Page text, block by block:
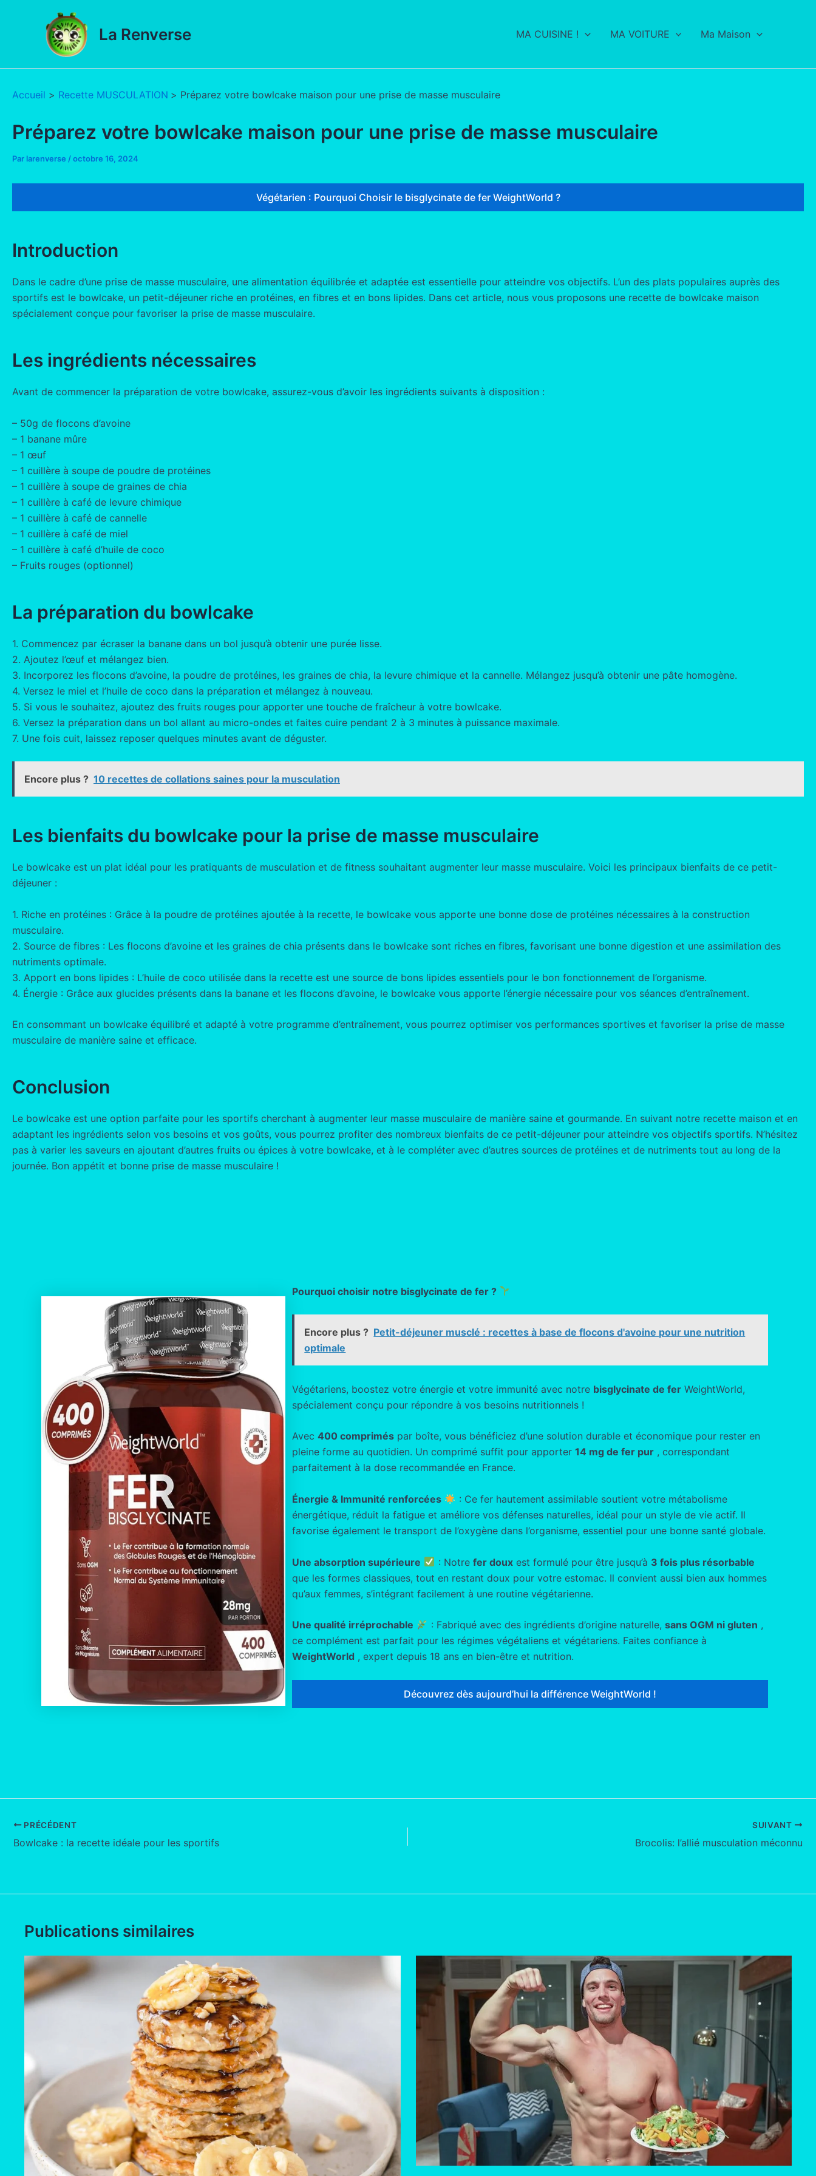
La Renverse MA CUISINE ! MA VOITURE Ma Maison
Accueil Recette MUSCULATION Préparez votre bowlcake maison pour une prise de masse musculaire
Préparez votre bowlcake maison pour une prise de masse musculaire
Par larenverse /octobre 16, 2024
Végétarien : Pourquoi Choisir le bisglycinate de fer WeightWorld ?
Introduction
Dans le cadre d’une prise de masse musculaire, une alimentation équilibrée et adaptée est essentielle pour atteindre vos objectifs. L’un des plats populaires auprès des
sportifs est le bowlcake, un petit-déjeuner riche en protéines, en fibres et en bons lipides. Dans cet article, nous vous proposons une recette de bowlcake maison
spécialement conçue pour favoriser la prise de masse musculaire.
Les ingrédients nécessaires
Avant de commencer la préparation de votre bowlcake, assurez-vous d’avoir les ingrédients suivants à disposition :
– 50g de flocons d’avoine
– 1 banane mûre
– 1 œuf
– 1 cuillère à soupe de poudre de protéines
– 1 cuillère à soupe de graines de chia
– 1 cuillère à café de levure chimique
– 1 cuillère à café de cannelle
– 1 cuillère à café de miel
– 1 cuillère à café d’huile de coco
– Fruits rouges (optionnel)
La préparation du bowlcake
1. Commencez par écraser la banane dans un bol jusqu’à obtenir une purée lisse.
2. Ajoutez l’œuf et mélangez bien.
3. Incorporez les flocons d’avoine, la poudre de protéines, les graines de chia, la levure chimique et la cannelle. Mélangez jusqu’à obtenir une pâte homogène.
4. Versez le miel et l’huile de coco dans la préparation et mélangez à nouveau.
5. Si vous le souhaitez, ajoutez des fruits rouges pour apporter une touche de fraîcheur à votre bowlcake.
6. Versez la préparation dans un bol allant au micro-ondes et faites cuire pendant 2 à 3 minutes à puissance maximale.
7. Une fois cuit, laissez reposer quelques minutes avant de déguster.
Encore plus ? 10 recettes de collations saines pour la musculation
Les bienfaits du bowlcake pour la prise de masse musculaire
Le bowlcake est un plat idéal pour les pratiquants de musculation et de fitness souhaitant augmenter leur masse musculaire. Voici les principaux bienfaits de ce petit-
déjeuner :
1. Riche en protéines : Grâce à la poudre de protéines ajoutée à la recette, le bowlcake vous apporte une bonne dose de protéines nécessaires à la construction
musculaire.
2. Source de fibres : Les flocons d’avoine et les graines de chia présents dans le bowlcake sont riches en fibres, favorisant une bonne digestion et une assimilation des
nutriments optimale.
3. Apport en bons lipides : L’huile de coco utilisée dans la recette est une source de bons lipides essentiels pour le bon fonctionnement de l’organisme.
4. Énergie : Grâce aux glucides présents dans la banane et les flocons d’avoine, le bowlcake vous apporte l’énergie nécessaire pour vos séances d’entraînement.
En consommant un bowlcake équilibré et adapté à votre programme d’entraînement, vous pourrez optimiser vos performances sportives et favoriser la prise de masse
musculaire de manière saine et efficace.
Conclusion
Le bowlcake est une option parfaite pour les sportifs cherchant à augmenter leur masse musculaire de manière saine et gourmande. En suivant notre recette maison et en
adaptant les ingrédients selon vos besoins et vos goûts, vous pourrez profiter des nombreux bienfaits de ce petit-déjeuner pour atteindre vos objectifs sportifs. N’hésitez
pas à varier les saveurs en ajoutant d’autres fruits ou épices à votre bowlcake, et à le compléter avec d’autres sources de protéines et de nutriments tout au long de la
journée. Bon appétit et bonne prise de masse musculaire !
Pourquoi choisir notre bisglycinate de fer ?
Encore plus ? Petit-déjeuner musclé : recettes à base de flocons d'avoine pour une nutrition
optimale
Végétariens, boostez votre énergie et votre immunité avec notre bisglycinate de fer WeightWorld,
spécialement conçu pour répondre à vos besoins nutritionnels !
Avec400 comprimés par boîte, vous bénéficiez d’une solution durable et économique pour rester en
pleine forme au quotidien. Un comprimé suffit pour apporter14 mg de fer pur , correspondant
parfaitement à la dose recommandée en France.
Énergie & Immunité renforcées
: Ce fer hautement assimilable soutient votre métabolisme
énergétique, réduit la fatigue et améliore vos défenses naturelles, idéal pour un style de vie actif. Il
favorise également le transport de l’oxygène dans l’organisme, essentiel pour une bonne santé globale.
Une absorption supérieure : Notre fer douxest formulé pour être jusqu’à 3 fois plus résorbable
que les formes classiques, tout en restant doux pour votre estomac. Il convient aussi bien aux hommes
qu’aux femmes, s’intégrant facilement à une routine végétarienne.
Une qualité irréprochable : Fabriqué avec des ingrédients d’origine naturelle, sans OGM ni gluten ,
ce complément est parfait pour les régimes végétaliens et végétariens. Faites confiance à
WeightWorld , expert depuis 18 ans en bien-être et nutrition.
Découvrez dès aujourd’hui la différence WeightWorld !
PRÉCÉDENT
Bowlcake : la recette idéale pour les sportifs
SUIVANT
Brocolis: l’allié musculation méconnu
Publications similaires